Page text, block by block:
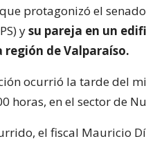
protagonizó el
ysu pareja en un
región de Valparaíso.
ocurrió la tarde del
horas, en el sector de
el fiscal Mauricio